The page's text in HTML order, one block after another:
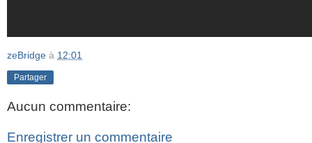
zeBridge à 12:01
Partager
Aucun commentaire:
Enregistrer un commentaire